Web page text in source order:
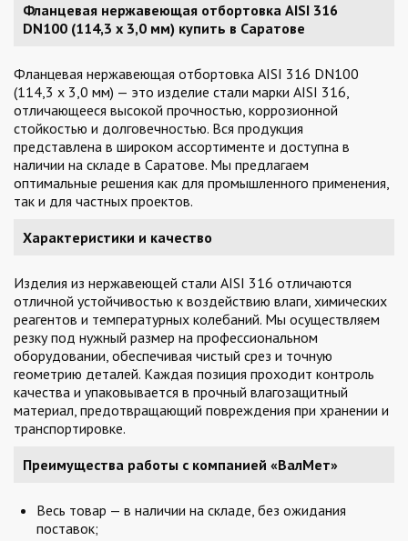
Фланцевая нержавеющая отбортовка AISI 316
DN100 (114,3 x 3,0 мм) купить в Саратове
Фланцевая нержавеющая отбортовка AISI 316 DN100
(114,3 x 3,0 мм) — это изделие стали марки AISI 316,
отличающееся высокой прочностью, коррозионной
стойкостью и долговечностью. Вся продукция
представлена в широком ассортименте и доступна в
наличии на складе в Саратове. Мы предлагаем
оптимальные решения как для промышленного применения,
так и для частных проектов.
Характеристики и качество
Изделия из нержавеющей стали AISI 316 отличаются
отличной устойчивостью к воздействию влаги, химических
реагентов и температурных колебаний. Мы осуществляем
резку под нужный размер на профессиональном
оборудовании, обеспечивая чистый срез и точную
геометрию деталей. Каждая позиция проходит контроль
качества и упаковывается в прочный влагозащитный
материал, предотвращающий повреждения при хранении и
транспортировке.
Преимущества работы с компанией «ВалМет»
Весь товар — в наличии на складе, без ожидания
поставок;